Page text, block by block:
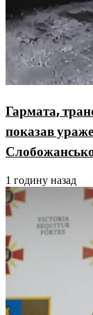
Гармата,
показав
1 годину назад